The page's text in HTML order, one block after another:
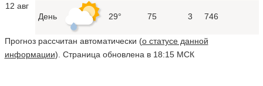
12 авг
День 29° 75 3 746
Прогноз рассчитан автоматически (о статусе данной
информации). Страница обновлена в 18:15 МСК